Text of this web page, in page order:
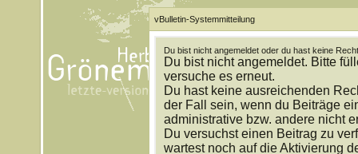
vBulletin-Systemmitteilung
Du bist nicht angemeldet oder du hast keine
Du bist nicht angemeldet. Bitte
versuche es erneut.
Du hast keine ausreichenden
der Fall sein, wenn du Beiträge
administrative bzw. andere nicht
Du versuchst einen Beitrag zu
wartest noch auf die Aktivierung